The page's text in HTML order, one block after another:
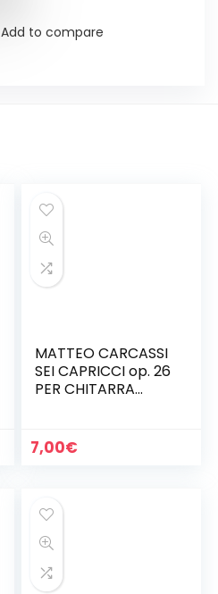
Add to compare
MATTEO CARCASSI
SEI CAPRICCI op. 26
PER CHITARRA
7,00€